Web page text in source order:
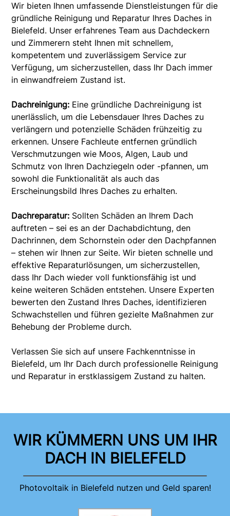
Wir bieten Ihnen umfassende Dienstleistungen für die
gründliche Reinigung und Reparatur Ihres Daches in
Bielefeld. Unser erfahrenes Team aus Dachdeckern
und Zimmerern steht Ihnen mit schnellem,
kompetentem und zuverlässigem Service zur
Verfügung, um sicherzustellen, dass Ihr Dach immer
in einwandfreiem Zustand ist.
Dachreinigung: Eine gründliche Dachreinigung ist
unerlässlich, um die Lebensdauer Ihres Daches zu
verlängern und potenzielle Schäden frühzeitig zu
erkennen. Unsere Fachleute entfernen gründlich
Verschmutzungen wie Moos, Algen, Laub und
Schmutz von Ihren Dachziegeln oder -pfannen, um
sowohl die Funktionalität als auch das
Erscheinungsbild Ihres Daches zu erhalten.
Dachreparatur: Sollten Schäden an Ihrem Dach
auftreten – sei es an der Dachabdichtung, den
Dachrinnen, dem Schornstein oder den Dachpfannen
– stehen wir Ihnen zur Seite. Wir bieten schnelle und
effektive Reparaturlösungen, um sicherzustellen,
dass Ihr Dach wieder voll funktionsfähig ist und
keine weiteren Schäden entstehen. Unsere Experten
bewerten den Zustand Ihres Daches, identifizieren
Schwachstellen und führen gezielte Maßnahmen zur
Behebung der Probleme durch.
Verlassen Sie sich auf unsere Fachkenntnisse in
Bielefeld, um Ihr Dach durch professionelle Reinigung
und Reparatur in erstklassigem Zustand zu halten.
WIR KÜMMERN UNS UM IHR
DACH IN BIELEFELD
Photovoltaik in Bielefeld nutzen und Geld sparen!